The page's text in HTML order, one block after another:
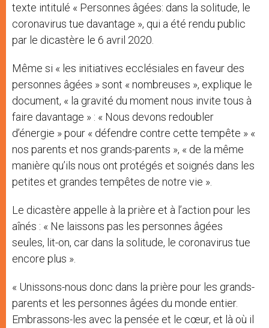
texte intitulé « Personnes âgées: dans la solitude, le
coronavirus tue davantage », qui a été rendu public
par le dicastère le 6 avril 2020.
Même si « les initiatives ecclésiales en faveur des
personnes âgées » sont « nombreuses », explique le
document, « la gravité du moment nous invite tous à
faire davantage » : « Nous devons redoubler
d’énergie » pour « défendre contre cette tempête » «
nos parents et nos grands-parents », « de la même
manière qu’ils nous ont protégés et soignés dans les
petites et grandes tempêtes de notre vie ».
Le dicastère appelle à la prière et à l’action pour les
aînés : « Ne laissons pas les personnes âgées
seules, lit-on, car dans la solitude, le coronavirus tue
encore plus ».
« Unissons-nous donc dans la prière pour les grands-
parents et les personnes âgées du monde entier.
Embrassons-les avec la pensée et le cœur, et là où il